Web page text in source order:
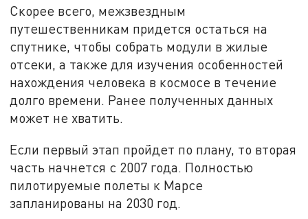
Скорее всего, межзвездным
путешественникам придется остаться на
спутнике, чтобы собрать модули в жилые
отсеки, а также для изучения особенностей
нахождения человека в космосе в течение
долго времени. Ранее полученных данных
может не хватить.
Если первый этап пройдет по плану, то вторая
часть начнется с 2007 года. Полностью
пилотируемые полеты к Марсе
запланированы на 2030 год.